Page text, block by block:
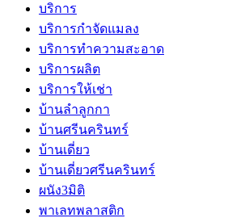
บริการ
บริการกำจัดแมลง
บริการทำความสะอาด
บริการผลิต
บริการให้เช่า
บ้านลำลูกกา
บ้านศรีนครินทร์
บ้านเดี่ยว
บ้านเดี่ยวศรีนครินทร์
ผนัง3มิติ
พาเลทพลาสติก